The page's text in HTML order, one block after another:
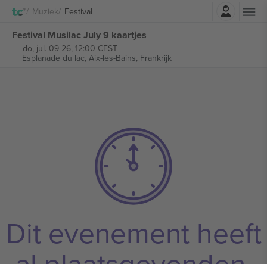
Muziek Festival
Festival Musilac July 9 kaartjes
do, jul. 09 26, 12:00 CEST
Esplanade du lac, Aix-les-Bains, Frankrijk
Dit evenement heeft